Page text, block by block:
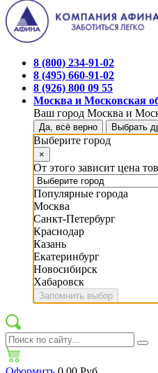
8 (800) 234-91-02
8 (495) 660-91-02
8 (926) 800 09 55
Москва и Московская
Ваш город Москва и
Да, всё верно Выбрать
Выберите город
×
От этого зависит цена
Популярные города
Москва
Санкт-Петербург
Краснодар
Казань
Екатеринбург
Новосибирск
Хабаровск
Запомнить выбор